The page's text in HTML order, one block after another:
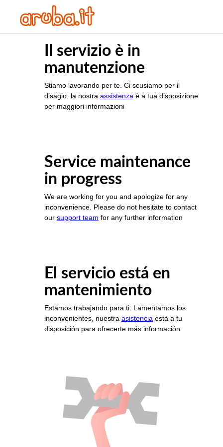
Il servizio è in
manutenzione
Stiamo lavorando per te. Ci scusiamo per il
disagio, la nostra assistenza è a tua disposizione
per maggiori informazioni
Service maintenance
in progress
We are working for you and apologize for any
inconvenience. Please do not hesitate to contact
our support team for any further information
El servicio está en
mantenimiento
Estamos trabajando para ti. Lamentamos los
inconvenientes, nuestra asistencia está a tu
disposición para ofrecerte más información